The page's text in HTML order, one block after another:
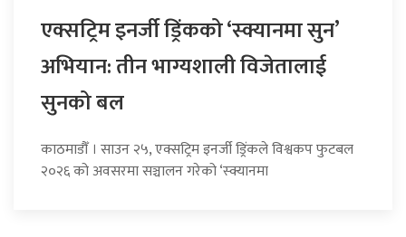
एक्सट्रिम इनर्जी ड्रिंकको ‘स्क्यानमा सुन’
अभियान: तीन भाग्यशाली विजेतालाई
सुनको बल
काठमाडौँ । साउन २५, एक्सट्रिम इनर्जी ड्रिंकले विश्वकप फुटबल
२०२६ को अवसरमा सञ्चालन गरेको ‘स्क्यानमा